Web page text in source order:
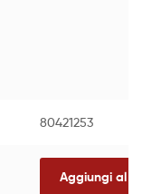
80421253
Aggiungi al